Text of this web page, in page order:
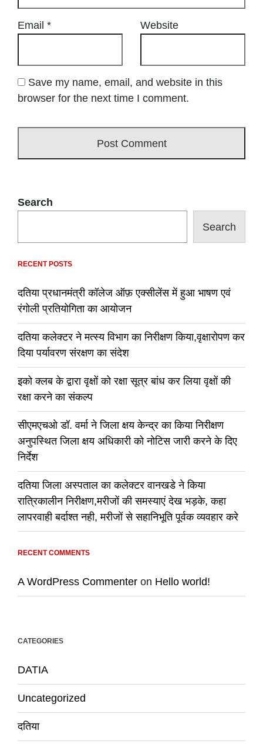
Email * Website
Save my name, email, and website in this
browser for the next time I comment.
Search
Search
RECENT POSTS
दतिया प्रधानमंत्री कॉलेज ऑफ़ एक्सीलेंस में हुआ भाषण एवं
रंगोली प्रतियोगिता का आयोजन
दतिया कलेक्टर ने मत्स्य विभाग का निरीक्षण किया,वृक्षारोपण कर
दिया पर्यावरण संरक्षण का संदेश
इको क्लब के द्वारा वृक्षों को रक्षा सूत्र बांध कर लिया वृक्षों की
रक्षा करने का संकल्प
सीएमएचओ डॉ. वर्मा ने जिला क्षय केन्द्र का किया निरीक्षण
अनुपस्थित जिला क्षय अधिकारी को नोटिस जारी करने के दिए
निर्देश
दतिया जिला अस्पताल का कलेक्टर वानखडे ने किया
रात्रिकालीन निरीक्षण,मरीजों की समस्याएं देख भड़के, कहा
लापरवाही बर्दाश्त नही, मरीजों से सहानिभूति पूर्वक व्यवहार करे
RECENT COMMENTS
A WordPress Commenter on Hello world!
CATEGORIES
DATIA
Uncategorized
दतिया